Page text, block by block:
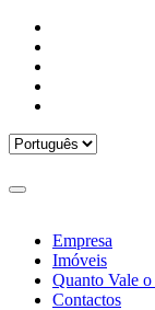
Empresa
Imóveis
Quanto Vale
Contactos